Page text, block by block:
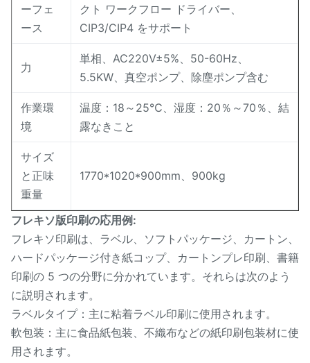
ーフェ
ース
クト ワークフロー ドライバー、
CIP3/CIP4 をサポート
力
単相、AC220V±5%、50-60Hz、
5.5KW、真空ポンプ、除塵ポンプ含む
作業環
境
温度：18～25℃、湿度：20％～70％、結
露なきこと
サイズ
と正味
重量
1770*1020*900mm、900kg
フレキソ版印刷の応用例:
フレキソ印刷は、ラベル、ソフトパッケージ、カートン、
ハードパッケージ付き紙コップ、カートンプレ印刷、書籍
印刷の 5 つの分野に分かれています。それらは次のよう
に説明されます。
ラベルタイプ：主に粘着ラベル印刷に使用されます。
軟包装：主に食品紙包装、不織布などの紙印刷包装材に使
用されます。